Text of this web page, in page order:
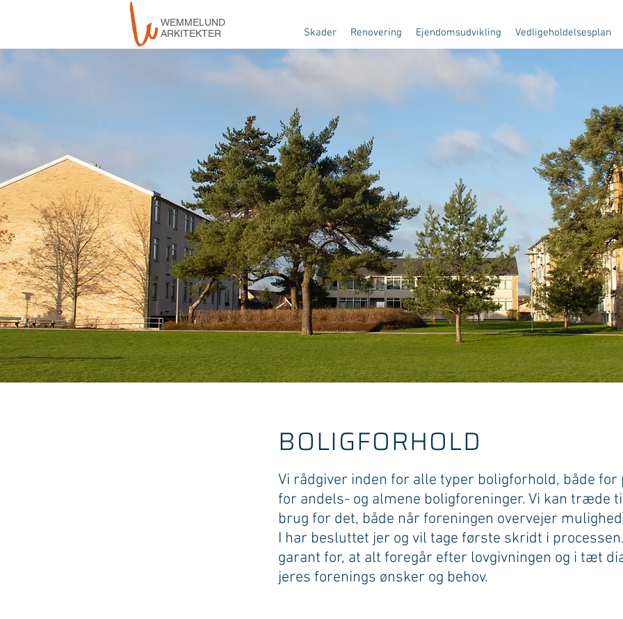
Skader Renovering Ejendomsudvikling Vedligeholdelsesplan
WEMMELUND
ARKITEKTER
BOLIGFORHOLD
Vi rådgiver inden for alle typer boligforhold, både for
for andels- og almene boligforeninger. Vi kan træde
brug for det, både når foreningen overvejer
I har besluttet jer og vil tage første skridt i
garant for, at alt foregår efter lovgivningen og i tæt
jeres forenings ønsker og behov.